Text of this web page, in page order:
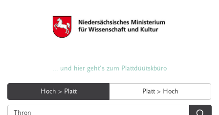
... und hier geht's zum Plattdüütskbüro
Hoch > Platt Platt > Hoch